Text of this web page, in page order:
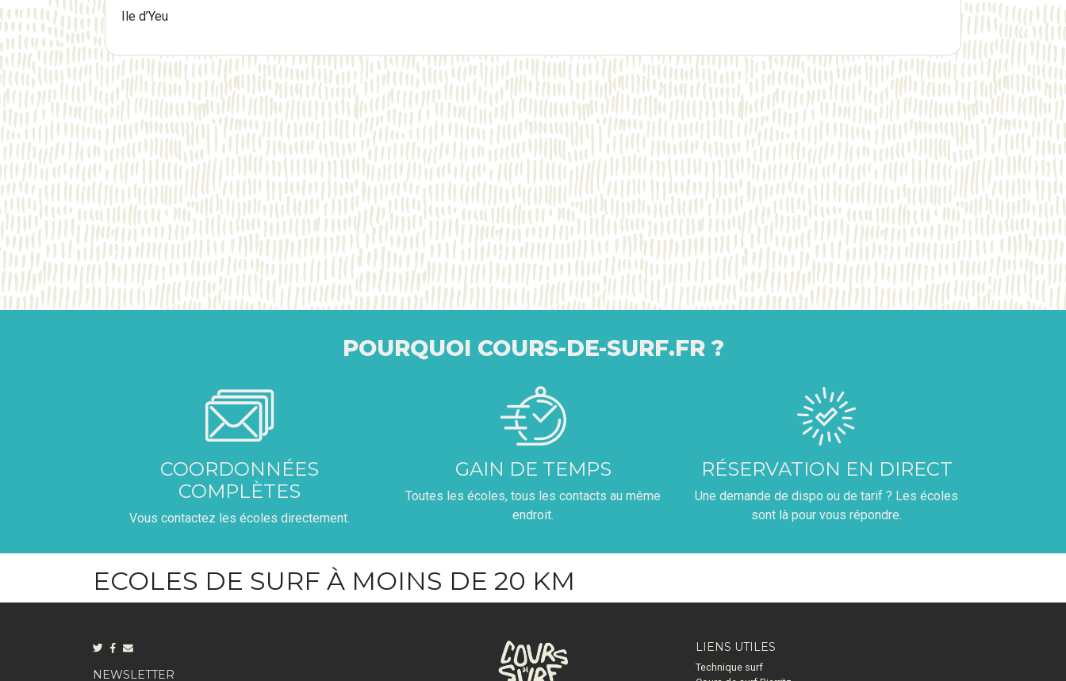
Ile d’Yeu
POURQUOI COURS-DE-SURF.FR ?
COORDONNÉES
COMPLÈTES
Vous contactez les écoles directement.
GAIN DE TEMPS
Toutes les écoles, tous les contacts au même
endroit.
RÉSERVATION EN DIRECT
Une demande de dispo ou de tarif ? Les écoles
sont là pour vous répondre.
ECOLES DE SURF À MOINS DE 20 KM
NEWSLETTER
LIENS UTILES
Technique surf